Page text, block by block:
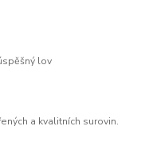
lov
a kvalitních surovin.